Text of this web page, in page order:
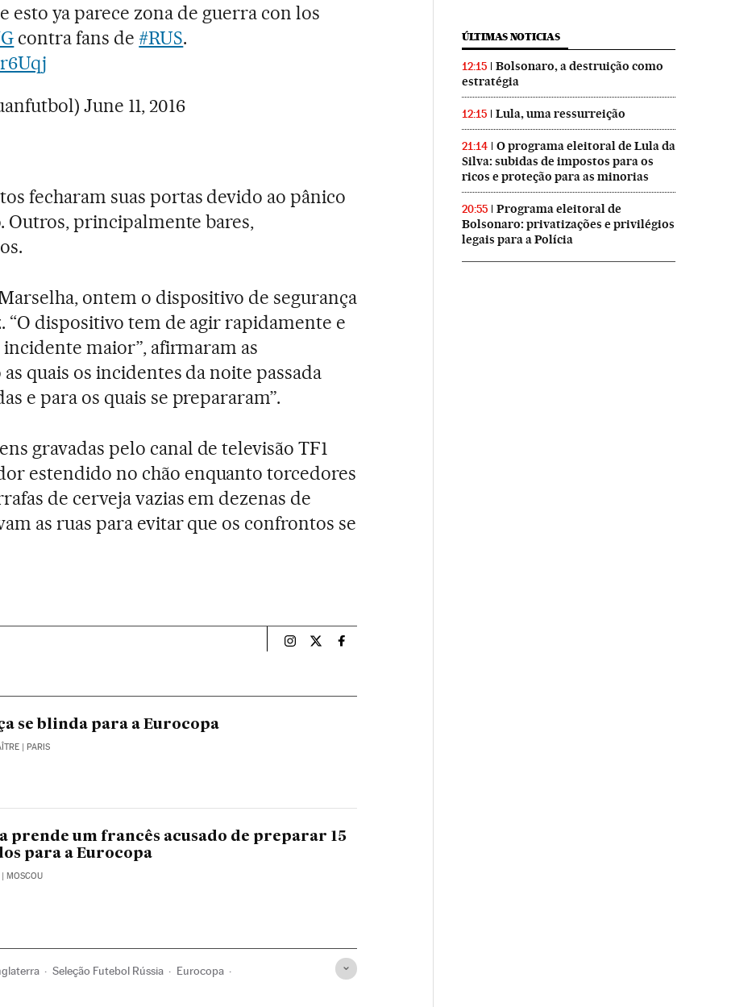
esto ya parece zona de guerra con los
contra fans de #RUS.
June 11, 2016
fecharam suas portas devido ao pânico
Outros, principalmente bares,
ontem o dispositivo de segurança
“O dispositivo tem de agir rapidamente e
maior”, afirmaram as
quais os incidentes da noite passada
e para os quais se prepararam”.
gravadas pelo canal de televisão TF1
estendido no chão enquanto torcedores
de cerveja vazias em dezenas de
as ruas para evitar que os confrontos se
Esportes El País Brasil en Instagram
Esportes El País Brasil en Twitter
Esportes El País Brasil en Facebook
se blinda para a Eurocopa
| PARIS
prende um francês acusado de preparar 15
para a Eurocopa
| MOSCOU
Seleção Futebol Rússia Eurocopa
ÚLTIMAS NOTICIAS
12:15
Bolsonaro, a destruição como
estratégia
12:15 Lula, uma ressurreição
21:14
O programa eleitoral de Lula da
Silva: subidas de impostos para os
ricos e proteção para as minorias
20:55
Programa eleitoral de
Bolsonaro: privatizações e privilégios
legais para a Polícia